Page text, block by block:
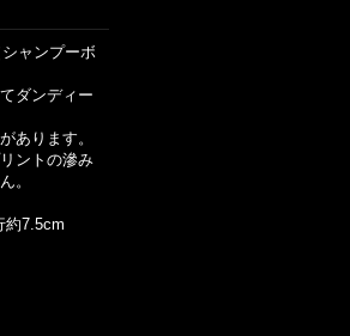
ャンプーボ
ダンディー
あります。
ントの滲み
。
7.5cm